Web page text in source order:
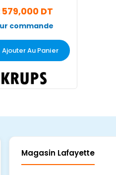
579,000 DT
commande
Ajouter Au Panier
Magasin Lafayette